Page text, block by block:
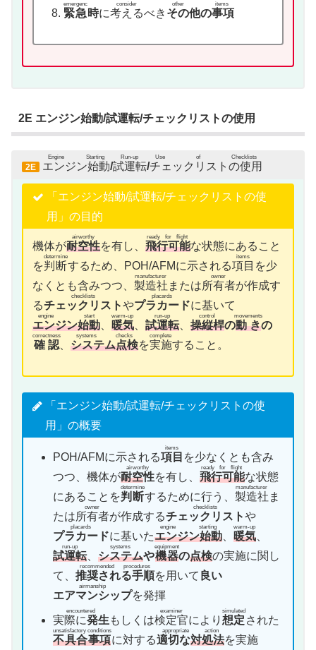
緊急
emergenc
時に考える
consider
べき その他の事項
other items
2E エンジン始動/試運転/チェックリストの使用
2E エンジン始動
Engine Starting
/試運転
Run-up
/チェックリストの使用
Use of Checklists
「エンジン始動/試運転/チェックリストの使
用」の目的
機体が耐空性
airworthy
を有し、 飛行可能
ready for flight
な状態にあること
を判断
determine
するため、POH/AFMに示される項目
items
を少
なくとも含みつつ、 製造社
manufacturer
または所有者
owner
が作成す
るチェックリスト
checklists
やプラカード
placards
に基いて
エンジン始動
engine start
、 暖気
warm-up
、 試運転
run-up
、 操縦桿
control
の動き
movements
の
確認
correctness
、 システム点検
systems checks
を実施
complete
すること。
「エンジン始動/試運転/チェックリストの使
用」の概要
POH/AFMに示される項目
items
を少なくとも含み
つつ、機体が耐空性
airworthy
を有し、 飛行可能
ready for flight
な状態
にあることを判断
determine
するために行う、 製造社
manufacturer
ま
たは所有者
owner
が作成するチェックリスト
checklists
や
プラカード
placards
に基いたエンジン始動
engine starting
、 暖気
warm-up
、
試運転
run-up
、 システム
systems
や機器
equipment
の点検の実施に関し
て、 推奨される手順
recommended procedures
を用いて 良い
エアマンシップ
airmanship
を発揮
実際に発生
encountered
もしくは検定官
examiner
により 想定
simulated
された
不具合事項
unsatisfactory conditions
に対する適切な対処法
appropriate action
を実施